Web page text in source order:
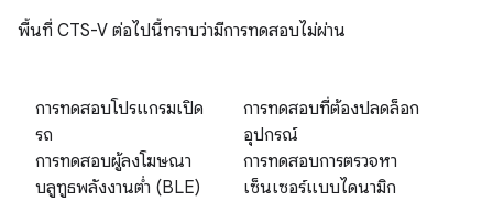
พื้นที่ CTS-V ต่อไปนี้ทราบว่ามีการทดสอบไม่ผ่าน
การทดสอบโปรแกรมเปิด
รถ
การทดสอบผู้ลงโฆษณา
บลูทูธพลังงานต่ำ (BLE)
การทดสอบที่ต้องปลดล็อก
อุปกรณ์
การทดสอบการตรวจหา
เซ็นเซอร์แบบไดนามิก